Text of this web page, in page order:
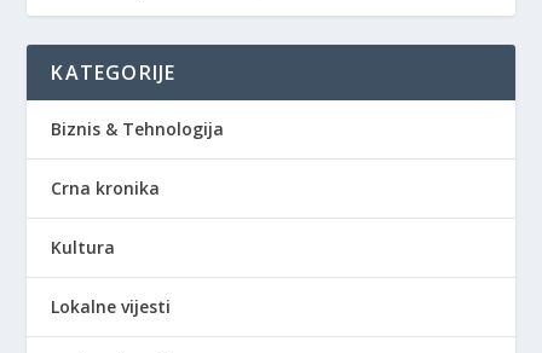
KATEGORIJE
Biznis & Tehnologija
Crna kronika
Kultura
Lokalne vijesti